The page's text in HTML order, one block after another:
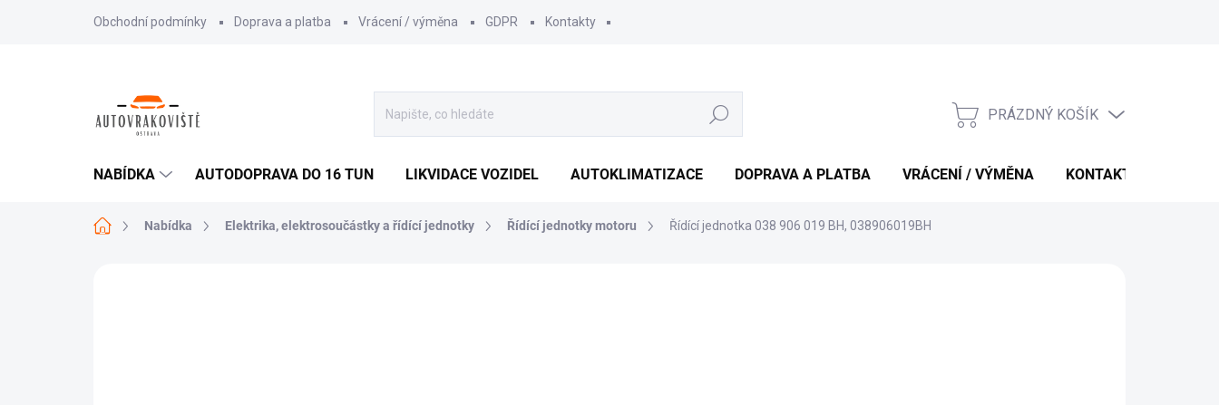
Obchodní podmínky Doprava a platba Vrácení / výměna GDPR Kontakty
Hledat
NÁKUPNÍ
PRÁZDNÝ KOŠÍK
NABÍDKA AUTODOPRAVA DO 16 TUN LIKVIDACE VOZIDEL AUTOKLIMATIZACE DOPRAVA A PLATBA VRÁCENÍ / VÝMĚNA KONTAKTY
Domů Nabídka Elektrika, elektrosoučástky a řídící jednotky Řídící jednotky motoru Řídící jednotka 038 906 019 BH, 038906019BH